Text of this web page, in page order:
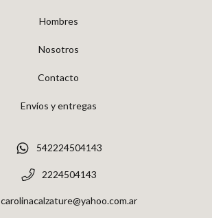
Hombres
Nosotros
Contacto
Envíos y entregas
542224504143
2224504143
carolinacalzature@yahoo.com.ar